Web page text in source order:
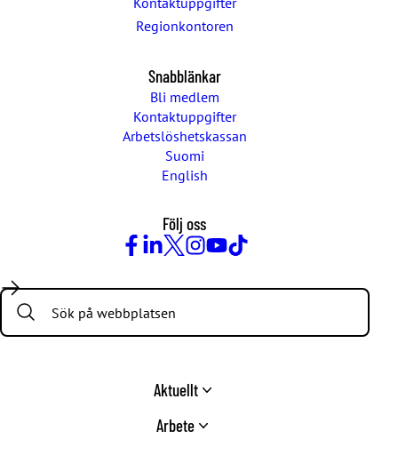
Regionkontoren
Snabblänkar
Bli medlem
Kontaktuppgifter
Arbetslöshetskassan
Suomi
English
Följ oss
Search:
Aktuellt
Arbete